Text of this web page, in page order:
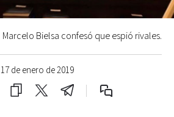
17 de enero de 2019
Marcelo Bielsa confesó que espió rivales.